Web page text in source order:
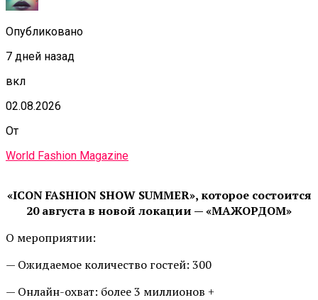
Опубликовано
7 дней назад
вкл
02.08.2026
От
World Fashion Magazine
«ICON FASHION SHOW SUMMER», которое состоится
20 августа в новой локации — «МАЖОРДОМ»
О мероприятии:
— Ожидаемое количество гостей: 300
— Онлайн-охват: более 3 миллионов +